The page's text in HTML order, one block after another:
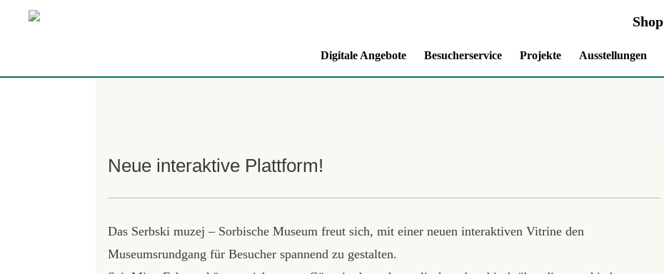
Shop
Digitale Angebote Besucherservice Projekte Ausstellungen
Neue interaktive Plattform!
Das Serbski muzej – Sorbische Museum freut sich, mit einer neuen interaktiven Vitrine den
Museumsrundgang für Besucher spannend zu gestalten.